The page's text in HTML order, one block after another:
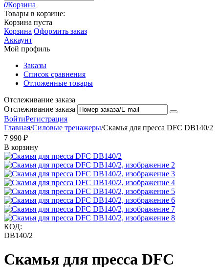
0Корзина
Товары в корзине:
Корзина пуста
Корзина Оформить заказ
Аккаунт
Мой профиль
Заказы
Список сравнения
Отложенные товары
Отслеживание заказа
Отслеживание заказа
ВойтиРегистрация
Главная/Силовые тренажеры/Скамья для пресса DFC DB140/2
7 990 ₽
В корзину
КОД:
DB140/2
Скамья для пресса DFC